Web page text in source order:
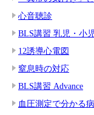
心音聴診
BLS講習 乳児・小児
12誘導心電図
窒息時の対応
BLS講習 Advance
血圧測定で分かる